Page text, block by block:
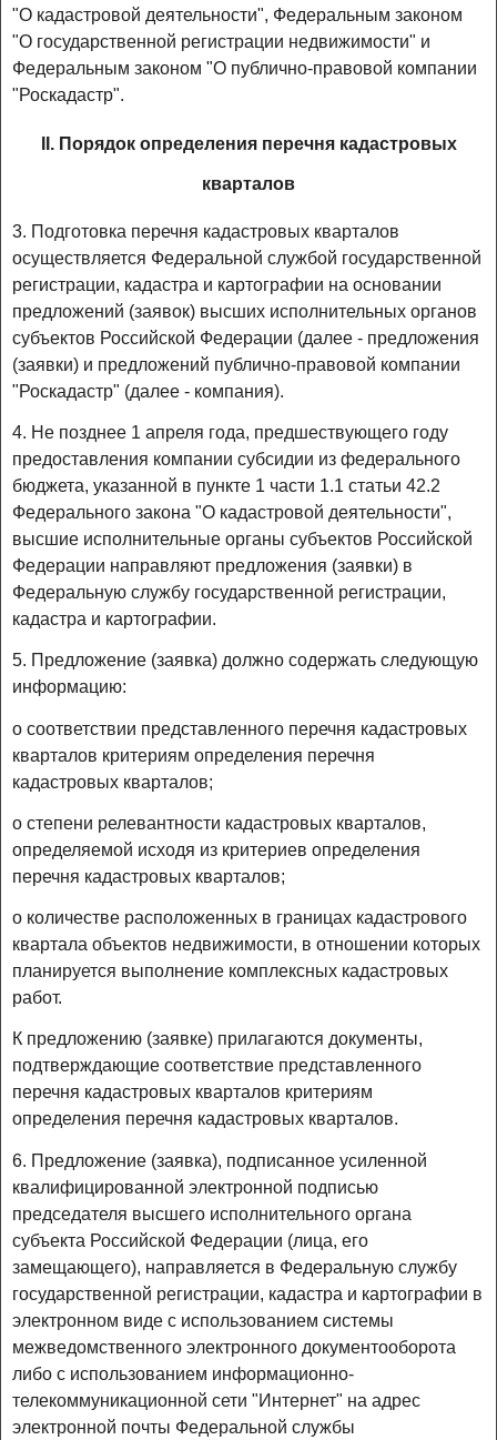
"О кадастровой деятельности", Федеральным законом
"О государственной регистрации недвижимости" и
Федеральным законом "О публично-правовой компании
"Роскадастр".
II. Порядок определения перечня кадастровых
кварталов
3. Подготовка перечня кадастровых кварталов
осуществляется Федеральной службой государственной
регистрации, кадастра и картографии на основании
предложений (заявок) высших исполнительных органов
субъектов Российской Федерации (далее - предложения
(заявки) и предложений публично-правовой компании
"Роскадастр" (далее - компания).
4. Не позднее 1 апреля года, предшествующего году
предоставления компании субсидии из федерального
бюджета, указанной в пункте 1 части 1.1 статьи 42.2
Федерального закона "О кадастровой деятельности",
высшие исполнительные органы субъектов Российской
Федерации направляют предложения (заявки) в
Федеральную службу государственной регистрации,
кадастра и картографии.
5. Предложение (заявка) должно содержать следующую
информацию:
о соответствии представленного перечня кадастровых
кварталов критериям определения перечня
кадастровых кварталов;
о степени релевантности кадастровых кварталов,
определяемой исходя из критериев определения
перечня кадастровых кварталов;
о количестве расположенных в границах кадастрового
квартала объектов недвижимости, в отношении которых
планируется выполнение комплексных кадастровых
работ.
К предложению (заявке) прилагаются документы,
подтверждающие соответствие представленного
перечня кадастровых кварталов критериям
определения перечня кадастровых кварталов.
6. Предложение (заявка), подписанное усиленной
квалифицированной электронной подписью
председателя высшего исполнительного органа
субъекта Российской Федерации (лица, его
замещающего), направляется в Федеральную службу
государственной регистрации, кадастра и картографии в
электронном виде с использованием системы
межведомственного электронного документооборота
либо с использованием информационно-
телекоммуникационной сети "Интернет" на адрес
электронной почты Федеральной службы